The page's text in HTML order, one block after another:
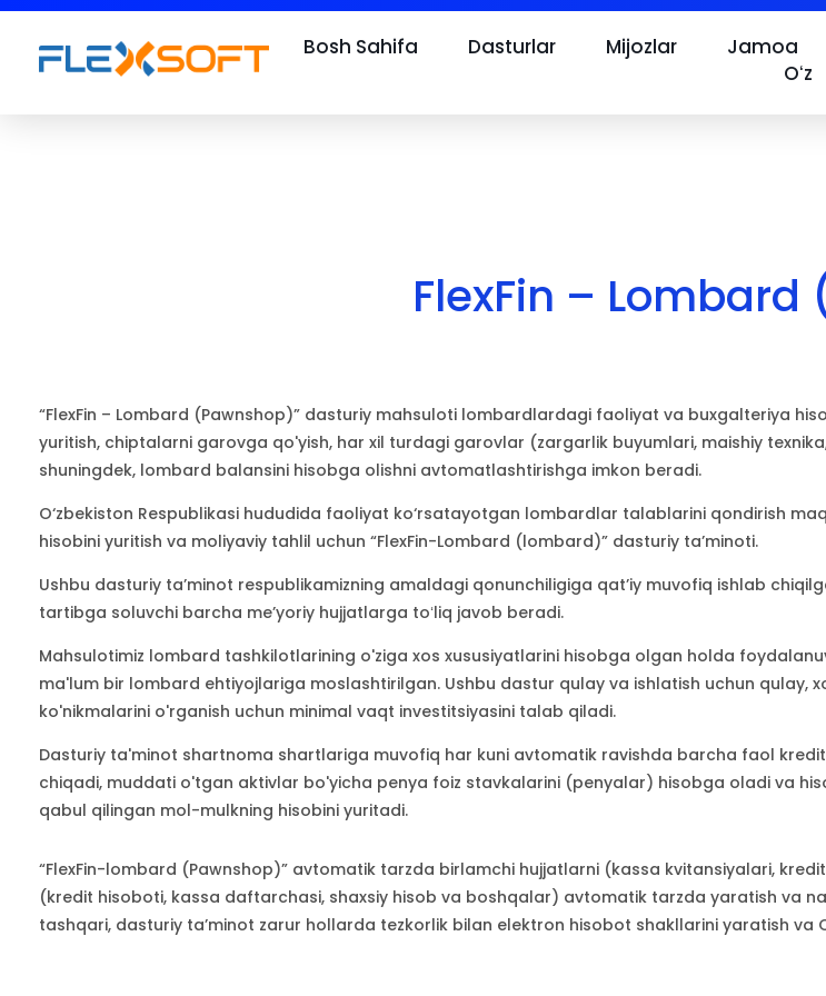
Bosh Sahifa Dasturlar Mijozlar Jamoa
Oʻz
FlexFin – Lombard
“FlexFin – Lombard (Pawnshop)” dasturiy mahsuloti lombardlardagi faoliyat va buxgalteriya
yuritish, chiptalarni garovga qo'yish, har xil turdagi garovlar (zargarlik buyumlari, maishiy
shuningdek, lombard balansini hisobga olishni avtomatlashtirishga imkon beradi.
O‘zbekiston Respublikasi hududida faoliyat ko‘rsatayotgan lombardlar talablarini qondirish
hisobini yuritish va moliyaviy tahlil uchun “FlexFin-Lombard (lombard)” dasturiy ta’minoti.
Ushbu dasturiy taʼminot respublikamizning amaldagi qonunchiligiga qatʼiy muvofiq ishlab
tartibga soluvchi barcha meʼyoriy hujjatlarga toʻliq javob beradi.
Mahsulotimiz lombard tashkilotlarining o'ziga xos xususiyatlarini hisobga olgan holda
ma'lum bir lombard ehtiyojlariga moslashtirilgan. Ushbu dastur qulay va ishlatish uchun qulay,
ko'nikmalarini o'rganish uchun minimal vaqt investitsiyasini talab qiladi.
Dasturiy ta'minot shartnoma shartlariga muvofiq har kuni avtomatik ravishda barcha faol
chiqadi, muddati o'tgan aktivlar bo'yicha penya foiz stavkalarini (penyalar) hisobga oladi va
qabul qilingan mol-mulkning hisobini yuritadi.
“FlexFin-lombard (Pawnshop)” avtomatik tarzda birlamchi hujjatlarni (kassa kvitansiyalari,
(kredit hisoboti, kassa daftarchasi, shaxsiy hisob va boshqalar) avtomatik tarzda yaratish va
tashqari, dasturiy ta’minot zarur hollarda tezkorlik bilan elektron hisobot shakllarini yaratish va